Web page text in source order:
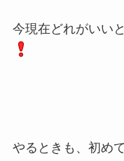
今現在どれがいい
やるときも、初め